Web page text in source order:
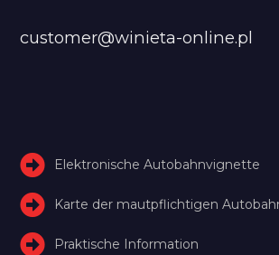
customer@winieta-online.pl
Elektronische Autobahnvignette
Karte der mautpflichtigen
Praktische Information